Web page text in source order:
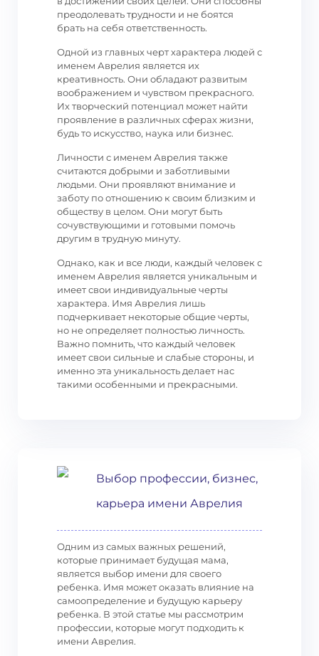
преодолевать трудности и не боятся
брать на себя ответственность.
Одной из главных черт характера людей с
именем Аврелия является их
креативность. Они обладают развитым
воображением и чувством прекрасного.
Их творческий потенциал может найти
проявление в различных сферах жизни,
будь то искусство, наука или бизнес.
Личности с именем Аврелия также
считаются добрыми и заботливыми
людьми. Они проявляют внимание и
заботу по отношению к своим близким и
обществу в целом. Они могут быть
сочувствующими и готовыми помочь
другим в трудную минуту.
Однако, как и все люди, каждый человек с
именем Аврелия является уникальным и
имеет свои индивидуальные черты
характера. Имя Аврелия лишь
подчеркивает некоторые общие черты,
но не определяет полностью личность.
Важно помнить, что каждый человек
имеет свои сильные и слабые стороны, и
именно эта уникальность делает нас
такими особенными и прекрасными.
Выбор профессии, бизнес,
карьера имени Аврелия
Одним из самых важных решений,
которые принимает будущая мама,
является выбор имени для своего
ребенка. Имя может оказать влияние на
самоопределение и будущую карьеру
ребенка. В этой статье мы рассмотрим
профессии, которые могут подходить к
имени Аврелия.